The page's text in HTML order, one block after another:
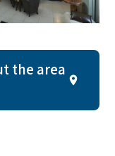
the area